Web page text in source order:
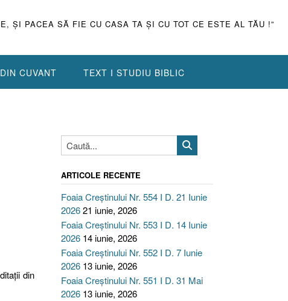
ŞI PACEA SĂ FIE CU CASA TA ŞI CU TOT CE ESTE AL TĂU !”
CUVANT TEXT I STUDIU BIBLIC
din
ARTICOLE RECENTE
Foaia Creștinului Nr. 554 I D. 21 Iunie
202621 iunie, 2026
Foaia Creștinului Nr. 553 I D. 14 Iunie
2026 14 iunie, 2026
Foaia Creștinului Nr. 552 I D. 7 Iunie
2026 13 iunie, 2026
Foaia Creștinului Nr. 551 I D. 31 Mai
2026 13 iunie, 2026